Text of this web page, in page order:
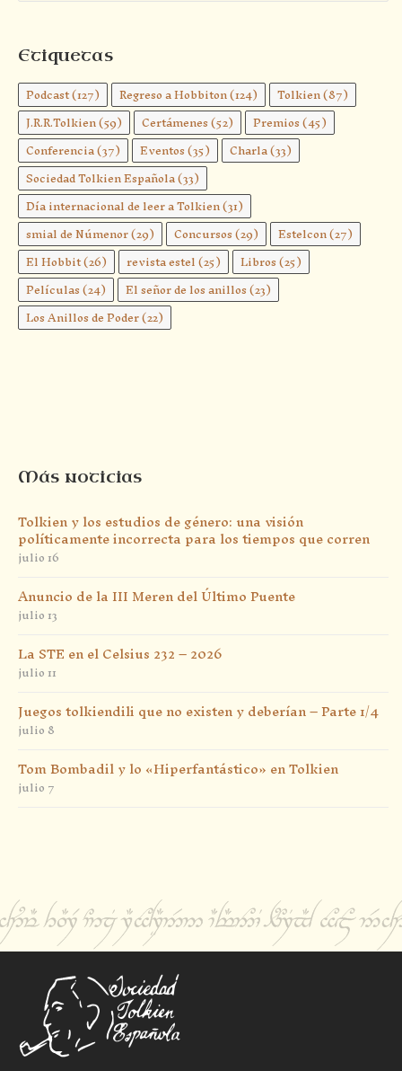
Etiquetas
Podcast(127) Regreso a Hobbiton(124) Tolkien(87)
J.R.R.Tolkien(59) Certámenes(52) Premios(45)
Conferencia(37) Eventos(35) Charla(33)
Sociedad Tolkien Española(33)
Día internacional de leer a Tolkien(31)
smial de Númenor(29) Concursos(29) Estelcon(27)
El Hobbit(26) revista estel(25) Libros(25)
Películas(24) El señor de los anillos(23)
Los Anillos de Poder(22)
Más noticias
Tolkien y los estudios de género: una visión
políticamente incorrecta para los tiempos que corren
julio 16
Anuncio de la III Meren del Último Puente
julio 13
La STE en el Celsius 232 – 2026
julio 11
Juegos tolkiendili que no existen y deberían – Parte 1/4
julio 8
Tom Bombadil y lo «Hiperfantástico» en Tolkien
julio 7